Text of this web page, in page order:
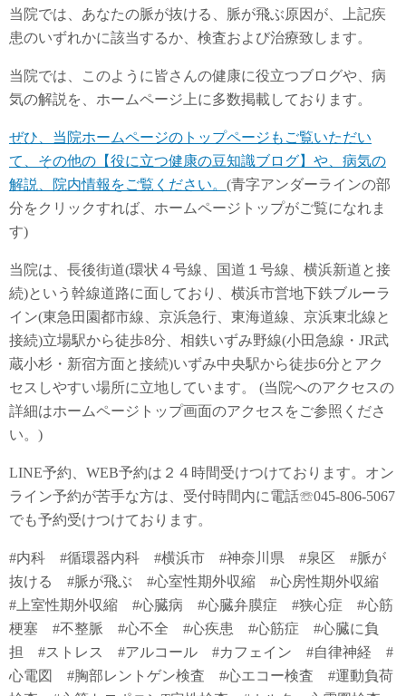
当院では、あなたの脈が抜ける、脈が飛ぶ原因が、上記疾
患のいずれかに該当するか、検査および治療致します。
当院では、このように皆さんの健康に役立つブログや、病
気の解説を、ホームページ上に多数掲載しております。
ぜひ、当院ホームページのトップページもご覧いただい
て、その他の【役に立つ健康の豆知識ブログ】や、病気の
解説、院内情報をご覧ください。 (青字アンダーラインの部
分をクリックすれば、ホームページトップがご覧になれま
す)
当院は、長後街道(環状４号線、国道１号線、横浜新道と接
続)という幹線道路に面しており、横浜市営地下鉄ブルーラ
イン(東急田園都市線、京浜急行、東海道線、京浜東北線と
接続)立場駅から徒歩8分、相鉄いずみ野線(小田急線・JR武
蔵小杉・新宿方面と接続)いずみ中央駅から徒歩6分とアク
セスしやすい場所に立地しています。 (当院へのアクセスの
詳細はホームページトップ画面のアクセスをご参照くださ
い。)
LINE予約、WEB予約は２４時間受けつけております。オン
ライン予約が苦手な方は、受付時間内に電話☏045-806-5067
でも予約受けつけております。
#内科 #循環器内科 #横浜市 #神奈川県 #泉区 #脈が
抜ける #脈が飛ぶ #心室性期外収縮 #心房性期外収縮
#上室性期外収縮 #心臓病 #心臓弁膜症 #狭心症 #心筋
梗塞 #不整脈 #心不全 #心疾患 #心筋症 #心臓に負
担 #ストレス #アルコール #カフェイン #自律神経 #
心電図 #胸部レントゲン検査 #心エコー検査 #運動負荷